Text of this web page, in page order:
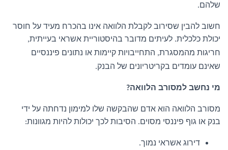
שלהם.
חשוב להבין שסירוב לקבלת הלוואה אינו בהכרח מעיד על חוסר
יכולת כלכלית. לעיתים מדובר בהיסטוריית אשראי בעייתית,
חריגות מהמסגרת, התחייבויות קיימות או נתונים פיננסיים
שאינם עומדים בקריטריונים של הבנק.
מי נחשב למסורב הלוואה?
מסורב הלוואה הוא אדם שהבקשה שלו למימון נדחתה על ידי
בנק או גוף פיננסי מסוים. הסיבות לכך יכולות להיות מגוונות:
דירוג אשראי נמוך.